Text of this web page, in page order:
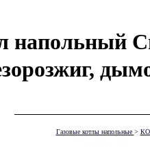
напольный
Газовые котлы напольные >